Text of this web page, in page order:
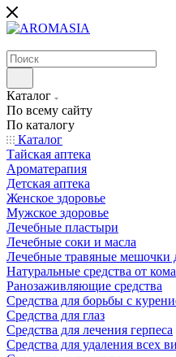
Каталог
По всему сайту
По каталогу
Каталог
Тайская аптека
Ароматерапия
Детская аптека
Женское здоровье
Мужское здоровье
Лечебные пластыри
Лечебные соки и масла
Лечебные травяные мешочки
Натуральные средства от
Ранозаживляющие средства
Средства для борьбы с
Средства для глаз
Средства для лечения герпеса
Средства для удаления всех